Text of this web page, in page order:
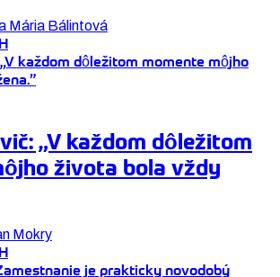
Mária Bálintová
„V každom dôležitom
života bola vždy
Mokry